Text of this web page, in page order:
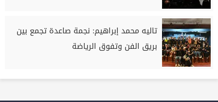
تاليه محمد إبراهيم: نجمة صاعدة تجمع بين
بريق الفن وتفوق الرياضة